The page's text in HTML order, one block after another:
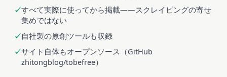
すべて実際に使ってから掲載——スクレイピングの寄せ
集めではない
自社製の原創ツールも収録
サイト自体もオープンソース（GitHub
zhitongblog/tobefree）